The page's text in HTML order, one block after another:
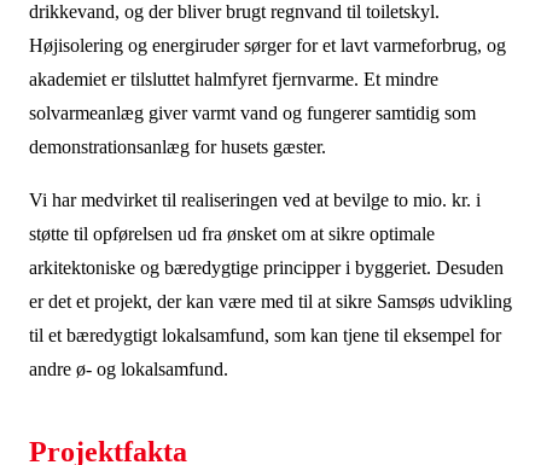
drikkevand, og der bliver brugt regnvand til toiletskyl.
Højisolering og energiruder sørger for et lavt varmeforbrug, og
akademiet er tilsluttet halmfyret fjernvarme. Et mindre
solvarmeanlæg giver varmt vand og fungerer samtidig som
demonstrationsanlæg for husets gæster.
Vi har medvirket til realiseringen ved at bevilge to mio. kr. i
støtte til opførelsen ud fra ønsket om at sikre optimale
arkitektoniske og bæredygtige principper i byggeriet. Desuden
er det et projekt, der kan være med til at sikre Samsøs udvikling
til et bæredygtigt lokalsamfund, som kan tjene til eksempel for
andre ø- og lokalsamfund.
Projektfakta